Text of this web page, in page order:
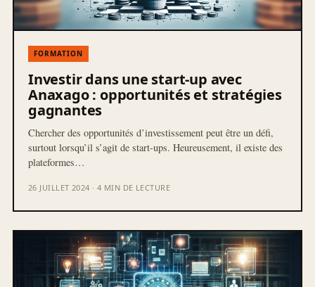
FORMATION
Investir dans une start-up avec
Anaxago : opportunités et stratégies
gagnantes
Chercher des opportunités d’investissement peut être un défi,
surtout lorsqu’il s’agit de start-ups. Heureusement, il existe des
plateformes…
26 JUILLET 2024 · 4 MIN DE LECTURE